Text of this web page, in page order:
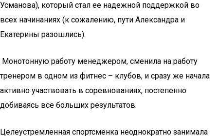
Усманова), который стал ее надежной поддержкой во
всех начинаниях (к сожалению, пути Александра и
Екатерины разошлись).
Монотонную работу менеджером, сменила на работу
тренером в одном из фитнес – клубов, и сразу же начала
активно участвовать в соревнованиях, постепенно
добиваясь все больших результатов.
Целеустремленная спортсменка неоднократно занимала